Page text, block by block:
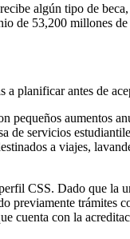
algún tipo de
de 53,200 millones de
a planificar antes de
pequeños aumentos
de servicios
a viajes,
CSS. Dado que la
previamente
cuenta con la